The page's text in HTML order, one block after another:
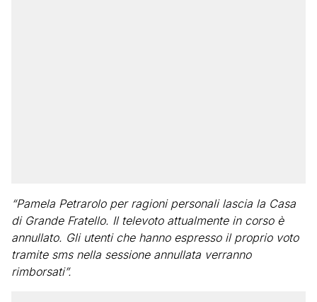
“Pamela Petrarolo per ragioni personali lascia la Casa
di Grande Fratello. Il televoto attualmente in corso è
annullato. Gli utenti che hanno espresso il proprio voto
tramite sms nella sessione annullata verranno
rimborsati”.